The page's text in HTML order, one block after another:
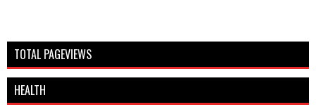
TOTAL PAGEVIEWS
HEALTH